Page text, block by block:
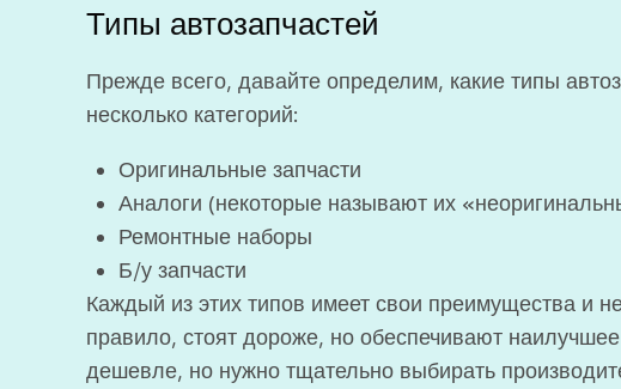
Типы автозапчастей
Прежде всего, давайте определим, какие типы
несколько категорий:
Оригинальные запчасти
Аналоги (некоторые называют их
Ремонтные наборы
Б/у запчасти
Каждый из этих типов имеет свои преимущества и
правило, стоят дороже, но обеспечивают
дешевле, но нужно тщательно выбирать